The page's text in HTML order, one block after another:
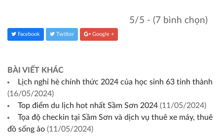
5/5 - (7 bình chọn)
Facebook Twitter Google +
BÀI VIẾT KHÁC
Lịch nghỉ hè chính thức 2024 của học sinh 63 tỉnh thành
(16/05/2024)
Top điểm du lịch hot nhất Sầm Sơn 2024 (11/05/2024)
Tọa độ checkin tại Sầm Sơn và dịch vụ thuê xe máy, thuê
đồ sống ảo (11/05/2024)